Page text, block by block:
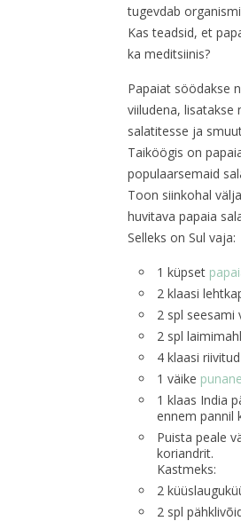
tugevdab
Kas teadsid, et
ka meditsiinis?
Papaiat söödakse
viiludena, lisatakse
salatitesse ja
Taiköögis on
populaarsemaid
Toon siinkohal
huvitava papaia
Selleks on Sul vaja:
1 küpset
2 klaasi
2 spl seesami
2 spl
4 klaasi riivitud
1 väike
1 klaas India
ennem pannil
Puista peale
koriandrit.
Kastmeks:
2
2 spl